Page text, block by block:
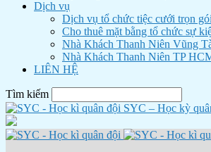
Dịch vụ
Dịch vụ tổ chức tiệc cưới trọn gói
Cho thuê mặt bằng tổ chức sự
Nhà Khách Thanh Niên Vũng
Nhà Khách Thanh Niên TP
LIÊN HỆ
Tìm kiếm
SYC – Học kỳ